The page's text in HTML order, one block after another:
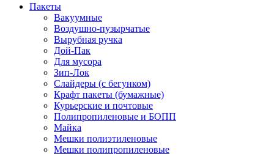
Пакеты
Вакуумные
Воздушно-пузырчатые
Вырубная ручка
Дой-Пак
Для мусора
Зип-Лок
Слайдеры (с бегунком)
Крафт пакеты (бумажные)
Курьерские и почтовые
Полипропиленовые и БОПП
Майка
Мешки полиэтиленовые
Мешки полипропиленовые